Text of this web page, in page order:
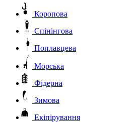
Коропова
Спінінгова
Поплавцева
Морська
Фідерна
Зимова
Екіпірування